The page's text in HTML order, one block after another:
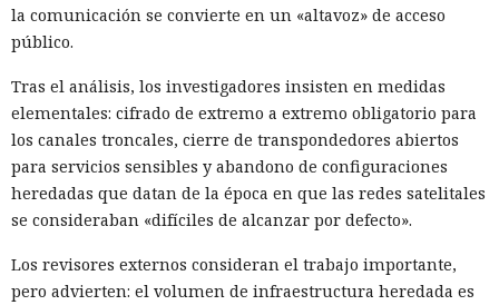
la comunicación se convierte en un «altavoz» de acceso
público.
Tras el análisis, los investigadores insisten en medidas
elementales: cifrado de extremo a extremo obligatorio para
los canales troncales, cierre de transpondedores abiertos
para servicios sensibles y abandono de configuraciones
heredadas que datan de la época en que las redes satelitales
se consideraban «difíciles de alcanzar por defecto».
Los revisores externos consideran el trabajo importante,
pero advierten: el volumen de infraestructura heredada es